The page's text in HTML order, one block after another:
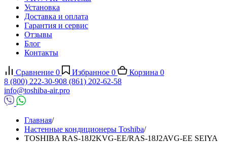
Установка
Доставка и оплата
Гарантия и сервис
Отзывы
Блог
Контакты
Сравнение 0 Избранное 0 Корзина 0
8 (800) 222-30-908 (861) 202-62-58
info@toshiba-air.pro
Главная/
Настенные кондиционеры Toshiba/
TOSHIBA RAS-18J2KVG-EE/RAS-18J2AVG-EE SEIYA